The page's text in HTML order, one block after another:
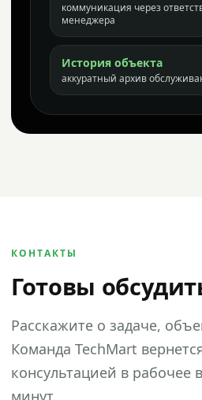
коммуникация через
менеджера
История объекта
аккуратный архив
КОНТАКТЫ
Готовы
Расскажите о задаче,
Команда TechMart
консультацией в рабочее
минут.